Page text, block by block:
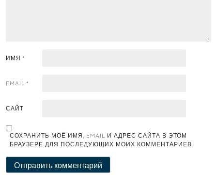
ИМЯ *
EMAIL *
САЙТ
СОХРАНИТЬ МОЁ ИМЯ, EMAIL И АДРЕС САЙТА В ЭТОМ
БРАУЗЕРЕ ДЛЯ ПОСЛЕДУЮЩИХ МОИХ КОММЕНТАРИЕВ.